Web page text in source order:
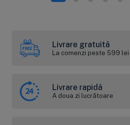
Livrare gratuită
La comenzi peste 599 lei
Livrare rapidă
A doua zi lucrătoare